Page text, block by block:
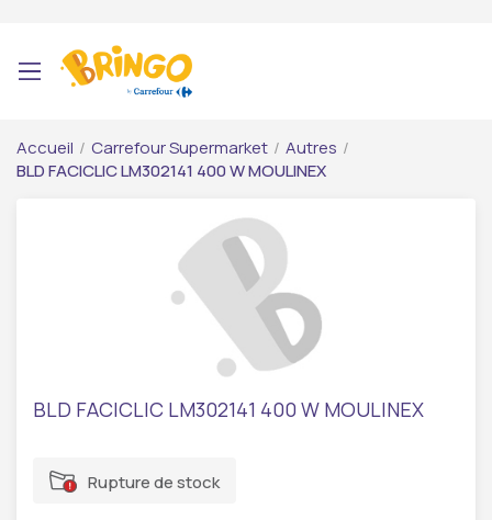
Accueil / Carrefour Supermarket / Autres /
BLD FACICLIC LM302141 400 W MOULINEX
BLD FACICLIC LM302141 400 W MOULINEX
Rupture de stock